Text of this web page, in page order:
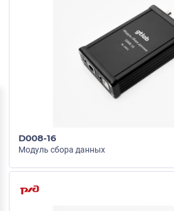
D008-16
Модуль сбора данных